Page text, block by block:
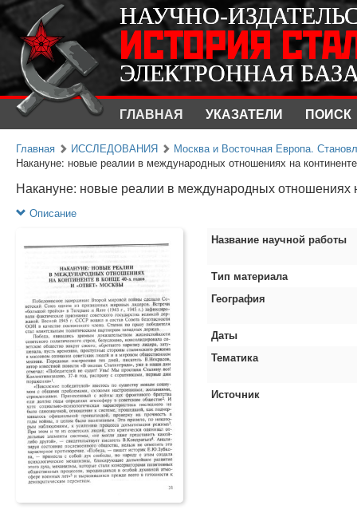
НАУЧНО-
ИСТОРИЯ
ЭЛЕКТРОННАЯ
ГЛАВНАЯ УКАЗАТЕЛИ ПОИСК
НАУЧНО-
ИСТОРИЯ
ЭЛЕКТРОННАЯ
Главная ИССЛЕДОВАНИЯ
Москва и Восточная Европа.
Накануне: новые реалии в международных отношениях на
Накануне: новые реалии в международных отношениях
Описание
Название научной работы
Тип материала
География
Даты
Тематика
Источник